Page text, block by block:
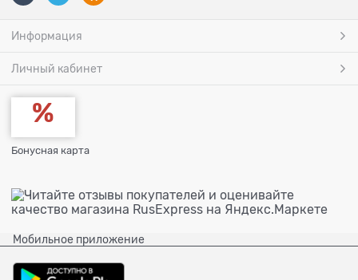
Информация
Личный кабинет
Бонусная карта
Мобильное приложение